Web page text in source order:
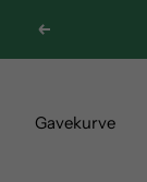
Previous
Gavekurve